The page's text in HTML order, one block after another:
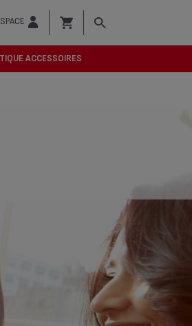
ACCESSOIRES